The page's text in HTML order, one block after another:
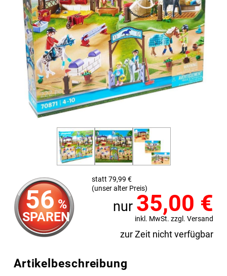
56 %
SPAREN
statt 79,99 €
(unser alter Preis)
nur 35,00 €
inkl. MwSt. zzgl. Versand
zur Zeit nicht verfügbar
Artikelbeschreibung